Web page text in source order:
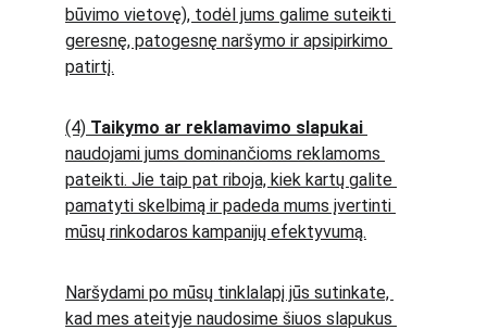
būvimo vietovę), todėl jums galime suteikti
geresnę, patogesnę naršymo ir apsipirkimo
patirtį.
(4) Taikymo ar reklamavimo slapukai
naudojami jums dominančioms reklamoms
pateikti. Jie taip pat riboja, kiek kartų galite
pamatyti skelbimą ir padeda mums įvertinti
mūsų rinkodaros kampanijų efektyvumą.
Naršydami po mūsų tinklalapį jūs sutinkate,
kad mes ateityje naudosime šiuos slapukus